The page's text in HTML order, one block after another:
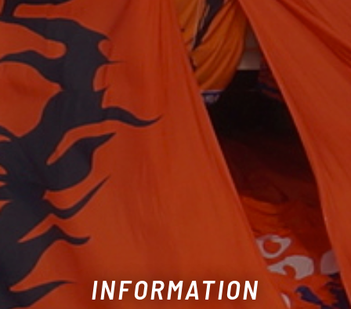
INFORMATION